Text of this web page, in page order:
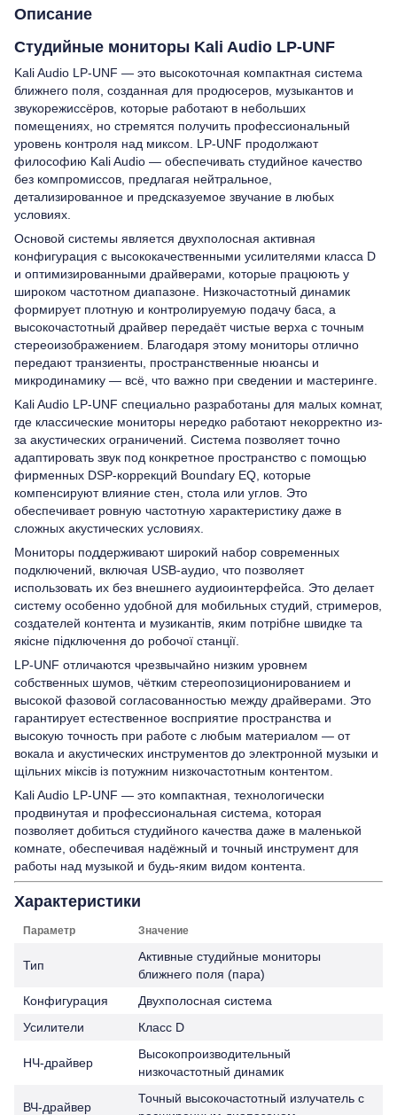
Описание
Студийные мониторы Kali Audio LP-UNF
Kali Audio LP-UNF — это высокоточная компактная система
ближнего поля, созданная для продюсеров, музыкантов и
звукорежиссёров, которые работают в небольших
помещениях, но стремятся получить профессиональный
уровень контроля над миксом. LP-UNF продолжают
философию Kali Audio — обеспечивать студийное качество
без компромиссов, предлагая нейтральное,
детализированное и предсказуемое звучание в любых
условиях.
Основой системы является двухполосная активная
конфигурация с высококачественными усилителями класса D
и оптимизированными драйверами, которые працюють у
широком частотном диапазоне. Низкочастотный динамик
формирует плотную и контролируемую подачу баса, а
высокочастотный драйвер передаёт чистые верха с точным
стереоизображением. Благодаря этому мониторы отлично
передают транзиенты, пространственные нюансы и
микродинамику — всё, что важно при сведении и мастеринге.
Kali Audio LP-UNF специально разработаны для малых комнат,
где классические мониторы нередко работают некорректно из-
за акустических ограничений. Система позволяет точно
адаптировать звук под конкретное пространство с помощью
фирменных DSP-коррекций Boundary EQ, которые
компенсируют влияние стен, стола или углов. Это
обеспечивает ровную частотную характеристику даже в
сложных акустических условиях.
Мониторы поддерживают широкий набор современных
подключений, включая USB-аудио, что позволяет
использовать их без внешнего аудиоинтерфейса. Это делает
систему особенно удобной для мобильных студий, стримеров,
создателей контента и музикантів, яким потрібне швидке та
якісне підключення до робочої станції.
LP-UNF отличаются чрезвычайно низким уровнем
собственных шумов, чётким стереопозиционированием и
высокой фазовой согласованностью между драйверами. Это
гарантирует естественное восприятие пространства и
высокую точность при работе с любым материалом — от
вокала и акустических инструментов до электронной музыки и
щільних міксів із потужним низкочастотным контентом.
Kali Audio LP-UNF — это компактная, технологически
продвинутая и профессиональная система, которая
позволяет добиться студийного качества даже в маленькой
комнате, обеспечивая надёжный и точный инструмент для
работы над музыкой и будь-яким видом контента.
Характеристики
Параметр Значение
Тип
Активные студийные мониторы
ближнего поля (пара)
Конфигурация
Двухполосная система
Усилители
Класс D
НЧ-драйвер
Высокопроизводительный
низкочастотный динамик
ВЧ-драйвер
Точный высокочастотный излучатель с